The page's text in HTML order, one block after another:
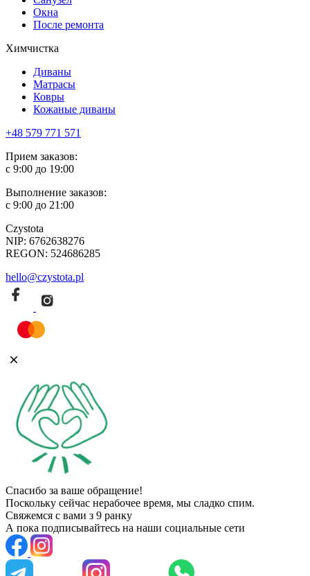
Окна
После ремонта
Химчистка
Диваны
Матрасы
Ковры
Кожаные диваны
+48 579 771 571
Прием заказов:
с 9:00 до 19:00
Выполнение заказов:
с 9:00 до 21:00
Czystota
NIP: 6762638276
REGON: 524686285
hello@czystota.pl
Спасибо за ваше обращение!
Поскольку сейчас нерабочее время, мы сладко спим.
Свяжемся с вами з 9 ранку
А пока подписывайтесь на наши социальные сети